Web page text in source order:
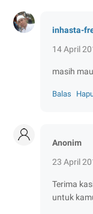
inhasta-
14 April
masih
Balas
Anonim
23 April
Terima
untuk